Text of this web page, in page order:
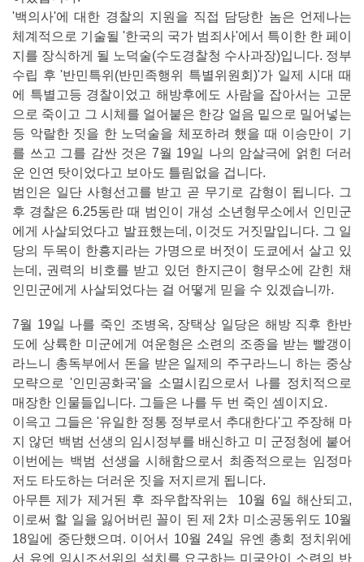
'백의사'에 대한 경찰의 지원을 직접 담당한 놈은 언제나는
체계적으로 기술될 '한국의 국가 범죄사'에서 특이한 한 페이
지를 장식하게 될 노덕술(수도경찰청 수사과장)입니다. 정부
수립 후 '반민특위(반민족행위 특별위원회)'가 일제 시대 때
에 특별고등 경찰이었고 해방후에도 사람을 잡아서는 고문
으로 죽이고 그 시체를 얼어붙은 한강 얼음 밑으로 밀어넣는
등 악랄한 짓을 한 노덕술을 체포하려 했을 때 이승만이 기
를 쓰고 그를 감싼 것은 7월 19일 나의 암살극에 얽힌 더러
운 인연 탓이었다고 보아도 틀림없을 겁니다.
범인은 일단 사형선고를 받고 곧 무기로 감형이 됩니다. 그
후 경찰은 6.25동란 때 범인이 개성 소년형무소에서 인민군
에게 사살되었다고 발표했는데, 이것도 거짓말입니다. 그 일
당의 두목이 한흥지라는 가명으로 버젓이 도쿄에서 살고 있
는데, 권력의 비호를 받고 있던 한지근이 형무소에 갇힌 채
인민군에게 사살되었다는 걸 어떻게 믿을 수 있겠습니까.
7월 19일 나를 죽인 조병옥, 장택상 일당은 해방 직후 한반
도에 상륙한 미군에게 여운형은 소련의 조종을 받는 빨갱이
라느니 총독부에서 돈을 받은 일제의 주구라느니 하는 중상
모략으로 '인민공화국'을 소멸시킴으로서 나를 정치적으로
매장한 인물들입니다. 그들은 나를 두 번 죽인 셈이지요.
이윽고 그들은 '유일한 정통 정부로서 추대한다'고 주장해 마
지 않던 백범 선생의 임시정부를 배신하고 미 군정청에 붙어
이번에는 백범 선생을 시해함으로서 최종적으로는 임정마
저도 타도하는 더러운 짓을 저지르게 됩니다.
아무튼 제가 제거된 후 좌우합작위는 10월 6일 해산되고,
이로써 할 일을 잃어버린 꼴이 된 제 2차 미소공동위도 10월
18일에 중단했으며. 이어서 10월 24일 유엔 총회 정치위에
서 유엔 임시조선위의 설치를 요구하는 미국안이 소련의 반